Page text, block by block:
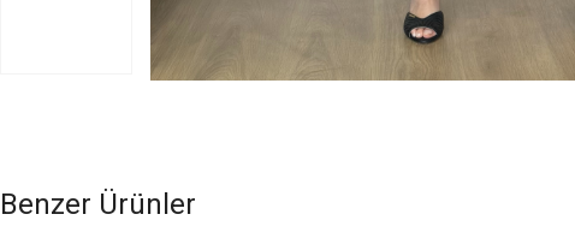
Benzer Ürünler